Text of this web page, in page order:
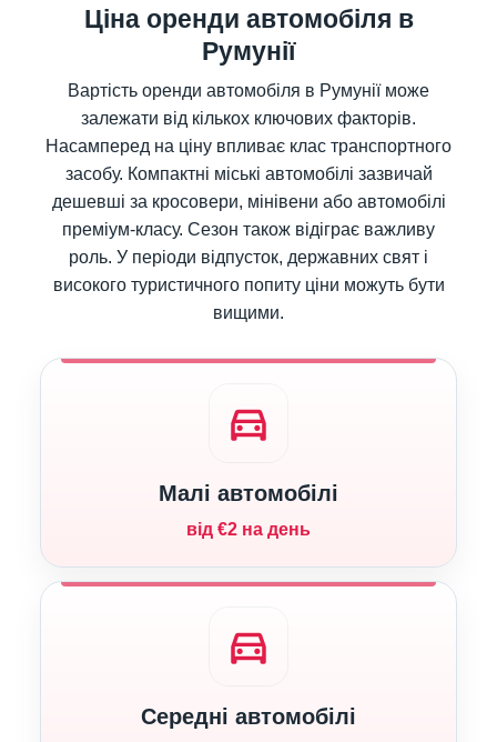
Ціна оренди автомобіля в
Румунії
Вартість оренди автомобіля в Румунії може
залежати від кількох ключових факторів.
Насамперед на ціну впливає клас транспортного
засобу. Компактні міські автомобілі зазвичай
дешевші за кросовери, мінівени або автомобілі
преміум-класу. Сезон також відіграє важливу
роль. У періоди відпусток, державних свят і
високого туристичного попиту ціни можуть бути
вищими.
directions_car
Малі автомобілі
від €2 на день
directions_car
Середні автомобілі